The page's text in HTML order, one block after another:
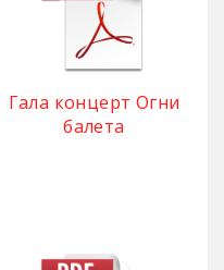
Гала концерт Огни
балета